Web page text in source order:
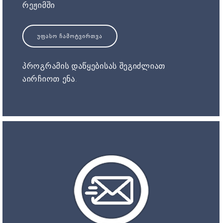
რეჟიმში
ᲣᲤᲐᲡᲝ ᲩᲐᲛᲝᲢᲕᲘᲠᲗᲕᲐ
პროგრამის დაწყებისას შეგიძლიათ
აირჩიოთ ენა.